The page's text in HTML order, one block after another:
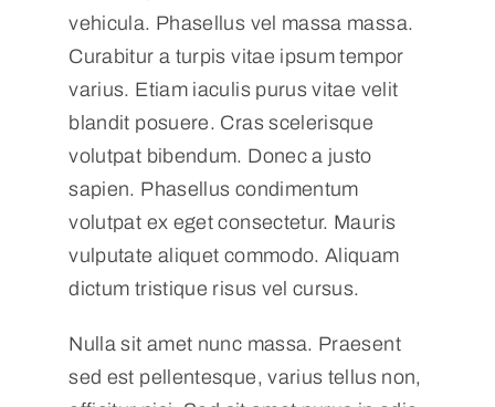
vehicula. Phasellus vel massa massa.
Curabitur a turpis vitae ipsum tempor
varius. Etiam iaculis purus vitae velit
blandit posuere. Cras scelerisque
volutpat bibendum. Donec a justo
sapien. Phasellus condimentum
volutpat ex eget consectetur. Mauris
vulputate aliquet commodo. Aliquam
dictum tristique risus vel cursus.
Nulla sit amet nunc massa. Praesent
sed est pellentesque, varius tellus non,